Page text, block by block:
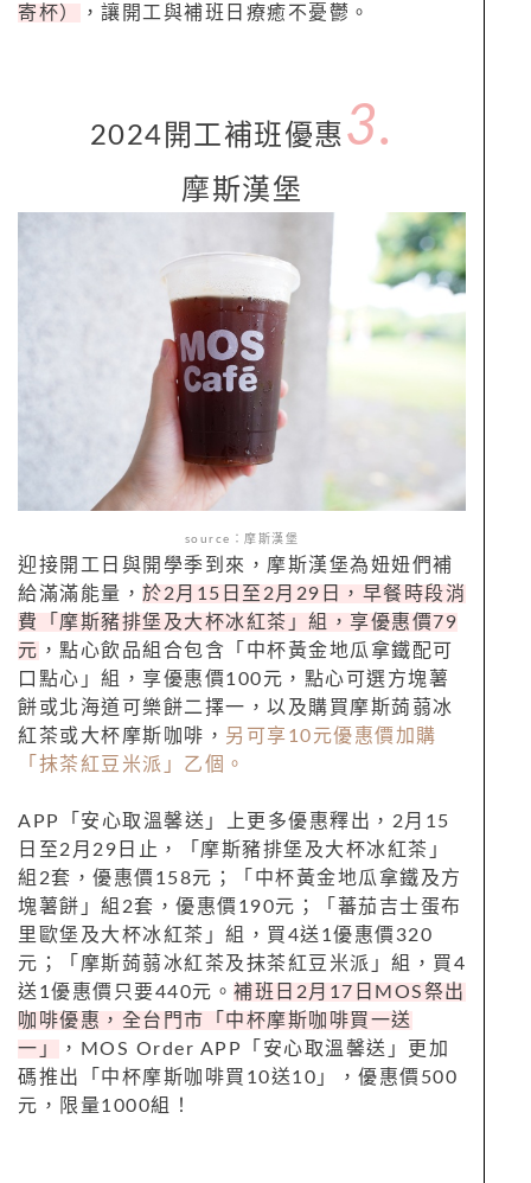
寄杯）
，讓開工與補班日療癒不憂鬱。
2024 開工補班 優惠 3.
摩斯漢堡
source：摩斯漢堡
迎接開工日與開學季到來，摩斯漢堡為妞妞們補
給滿滿能量， 於2 月 15 日至 2 月 29 日，早餐時段消
費「摩斯豬排堡及大杯冰紅茶」組，享優惠價79
元 ，點心飲品組合包含「中杯黃金地瓜拿鐵配可
口點心」組，享優惠價100元，點心可選方塊薯
餅或北海道可樂餅二擇一，以及購買摩斯蒟蒻冰
紅茶或大杯摩斯咖啡， 另可享10元優惠價加購
「抹茶紅豆米派」乙個。
APP 「安心取溫馨送」上更多優惠釋出， 2 月 15
日至2 月 29 日止，「摩斯豬排堡及大杯冰紅茶」
組 2套，優惠價 158元；「中杯黃金地瓜拿鐵及方
塊薯餅」組 2套，優惠價 190元；「蕃茄吉士蛋布
里歐堡及大杯冰紅茶」組，買4送 1 優惠價320
元；「摩斯蒟蒻冰紅茶及抹茶紅豆米派」組，買4
送 1 優惠價只要440元。 補班日 2 月 17 日 MOS祭出
咖啡優惠，全台門市「中杯摩斯咖啡買一送
一」
， MOS Order APP
「安心取溫馨送」更加
碼推出「中杯摩斯咖啡買 10送10 」，優惠價 500
元，限量1000組！